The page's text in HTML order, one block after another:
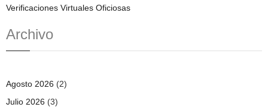
Verificaciones Virtuales Oficiosas
Archivo
Agosto 2026 (2)
Julio 2026 (3)